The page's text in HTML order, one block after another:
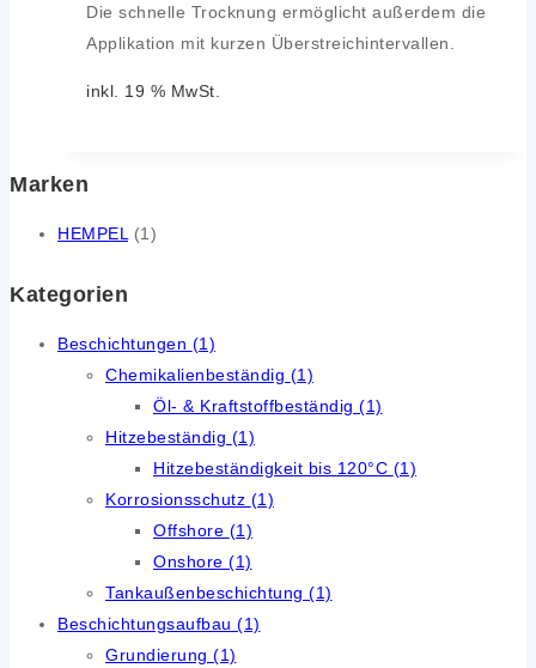
Die schnelle Trocknung ermöglicht außerdem die
Applikation mit kurzen Überstreichintervallen.
inkl. 19 % MwSt.
Marken
HEMPEL (1)
Kategorien
Beschichtungen (1)
Chemikalienbeständig (1)
Öl- & Kraftstoffbeständig (1)
Hitzebeständig (1)
Hitzebeständigkeit bis 120°C (1)
Korrosionsschutz (1)
Offshore (1)
Onshore (1)
Tankaußenbeschichtung (1)
Beschichtungsaufbau (1)
Grundierung (1)